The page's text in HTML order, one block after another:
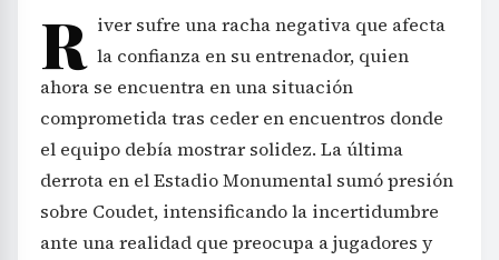
R iver sufre una racha negativa que afecta
la confianza en su entrenador, quien
ahora se encuentra en una situación
comprometida tras ceder en encuentros donde
el equipo debía mostrar solidez. La última
derrota en el Estadio Monumental sumó presión
sobre Coudet, intensificando la incertidumbre
ante una realidad que preocupa a jugadores y